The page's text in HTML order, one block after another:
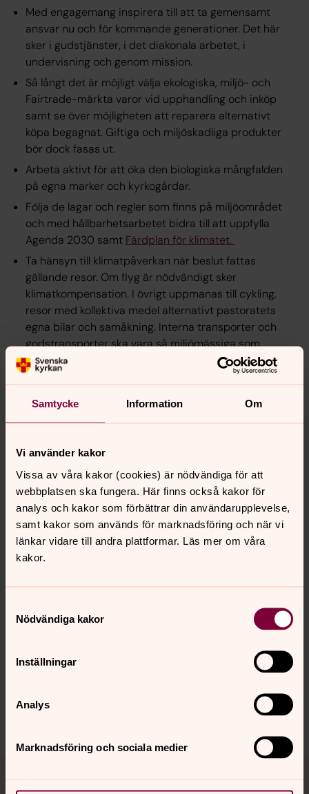
Samtycke Information Om
Vi använder kakor
Vissa av våra kakor (cookies) är nödvändiga för att
webbplatsen ska fungera. Här finns också kakor för
analys och kakor som förbättrar din användarupplevelse,
samt kakor som används för marknadsföring och när vi
länkar vidare till andra plattformar. Läs mer om våra
kakor.
Nödvändiga kakor
Inställningar
Analys
Marknadsföring och sociala medier
Med engagemang inspirera till att ta gemensamt
ansvar nu och för kommande generationer. Det här
sker i gudstjänster, i det diakonala arbetet, i
undervisning och genom mission.
Så långt det är möjligt välja ekologiska, miljö- och
Fairtrade-märkta varor vid upphandling och inköp
samt se över möjligheten att reparera alternativt
köpa begagnat. Giftiga och miljöskadliga produkter
bör dock fasas ut.
Arbeta aktivt för att öka den biologiska mångfalden
på egna marker och kyrkogårdar.
Följa de lagar och regler som finns på miljöområdet
och med hållbarhetsarbetet bidra till att uppfylla
Agenda 2030 samt Färdplan för klimatet.
Ta hänsyn till klimatpåverkan när beslut fattas
gällande resor. Om flyg är nödvändigt sker
klimatkompensation. I övrigt uppmanas till cykling,
resor med kollektiva medel alternativt pastoratets
egna bilar och samåkning. Interna transporter och
godstransporter ska vara så miljömässiga som
möjligt.
Sträva efter att i första hand använda energi från
förnybara energikällor samt minska den totala
energianvändningen genom energieffektivisering i
klimatsmarta transporter och arbetsredskap.
bränslen och drivmedel.
Placera ekonomiska tillgångar på ett ansvarsfullt sätt
som inte påverkar människor och miljö negativt.
Hållbarhetsperspektivet ska genomsyra budget- och
verksamhetsarbetet.
Senast ändrad 20 maj 2026
falu.pastorat@svenskakyrkan.se